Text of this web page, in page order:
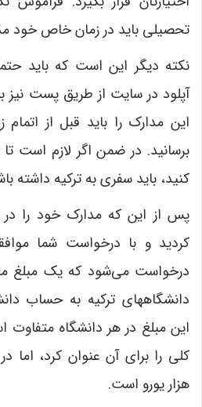
تحصیلی باید در زمان خاص خود
نکته دیگر این است که باید
آپلود در سایت از طریق پست نیز
این مدارک را باید قبل از
برسانید. در ضمن اگر لازم است
کنید، باید سفری به ترکیه داشته
پس از این که مدارک خود را در
کردید و با درخواست شما
درخواست می‌شود که یک مبلغ
دانشگاههای ترکیه به حساب
این مبلغ در هر دانشگاه
کلی را برای آن عنوان کرد، اما
هزار یورو است.